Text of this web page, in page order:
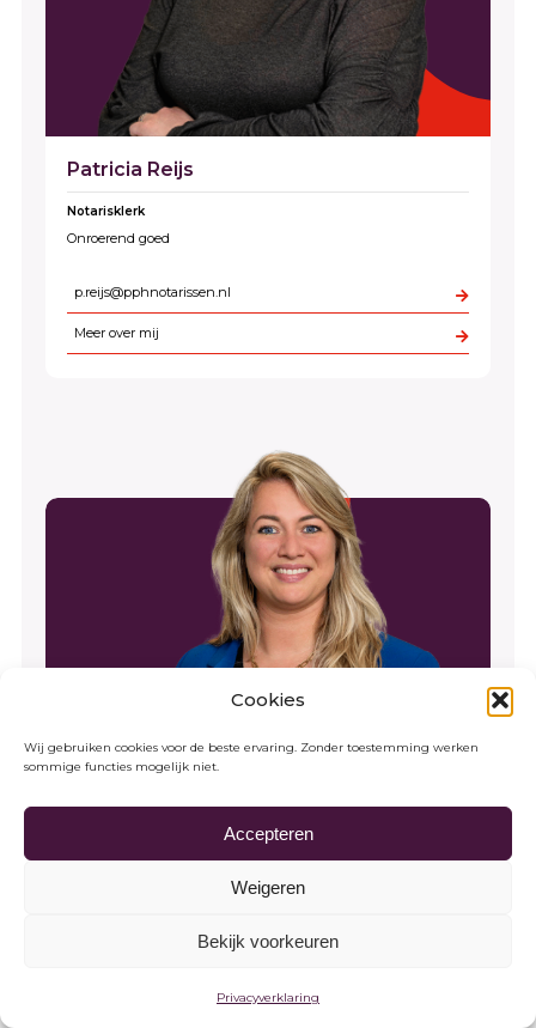
Cookies
Wij gebruiken cookies voor de beste ervaring. Zonder toestemming werken
sommige functies mogelijk niet.
Accepteren
Weigeren
Bekijk voorkeuren
Privacyverklaring
Patricia Reijs
Notarisklerk
Onroerend goed
p.reijs@pphnotarissen.nl
Meer over mij
Esty Pronk